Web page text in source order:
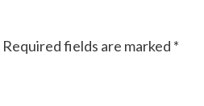
Required fields are marked *